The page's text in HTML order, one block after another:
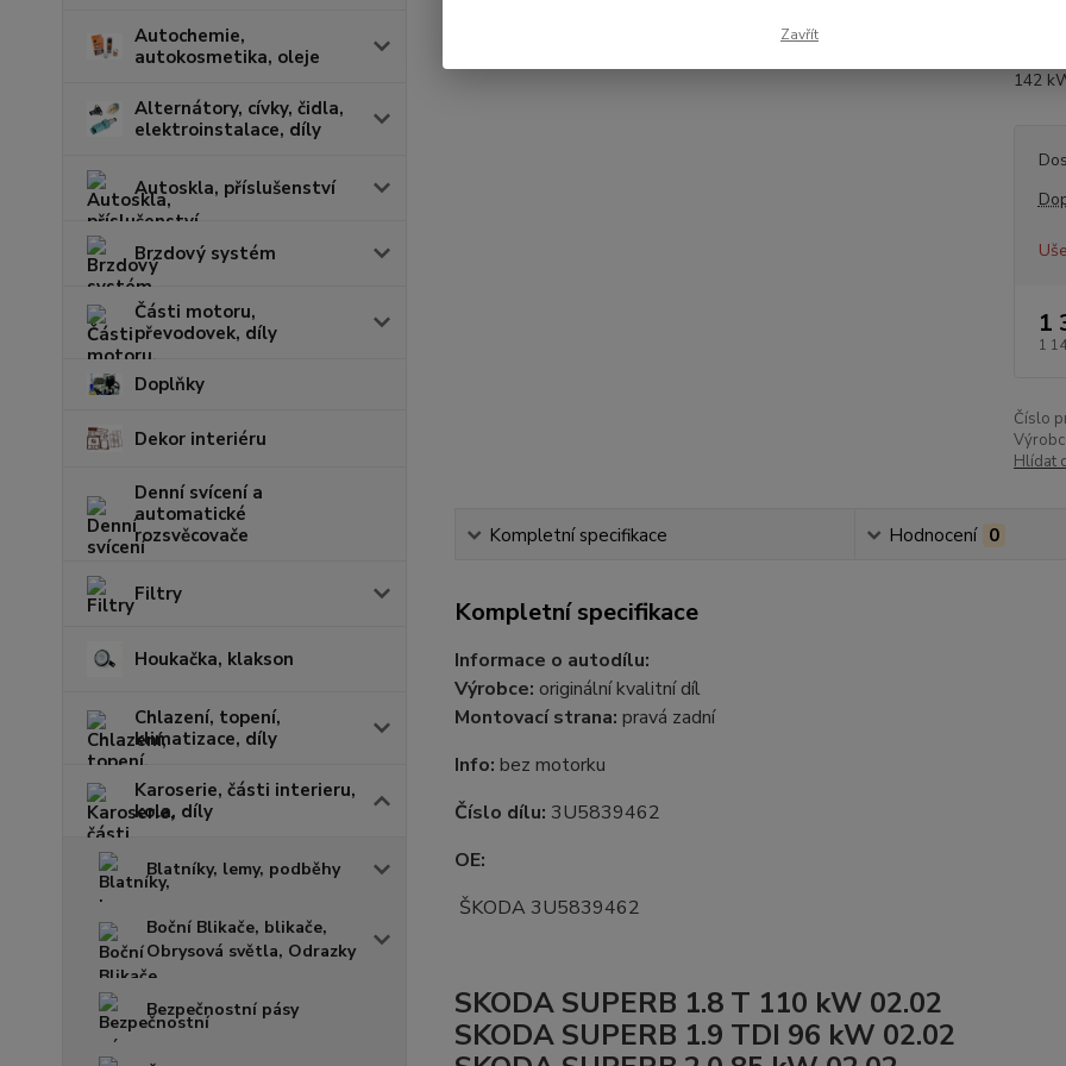
Autochemie,
autokosmetika, oleje
Alternátory, cívky, čidla,
elektroinstalace, díly
Autoskla, příslušenství
Brzdový systém
Části motoru,
převodovek, díly
Doplňky
Dekor interiéru
Denní svícení a
automatické
rozsvěcovače
Filtry
Houkačka, klakson
Chlazení, topení,
klimatizace, díly
Karoserie, části interieru,
kola, díly
Blatníky, lemy, podběhy
Boční Blikače, blikače,
Obrysová světla, Odrazky
Bezpečnostní pásy
142
1
1
Číslo
Hlídat
Kompletní specifikace Hodnocení 0
Kompletní specifikace
Informace o autodílu:
Výrobce: originální kvalitní díl
Montovací strana: pravá zadní
Info: bez motorku
Číslo dílu: 3U5839462
OE:
ŠKODA 3U5839462
SKODA SUPERB 1.8 T 110 kW 02.02
SKODA SUPERB 1.9 TDI 96 kW 02.02
Zavřít